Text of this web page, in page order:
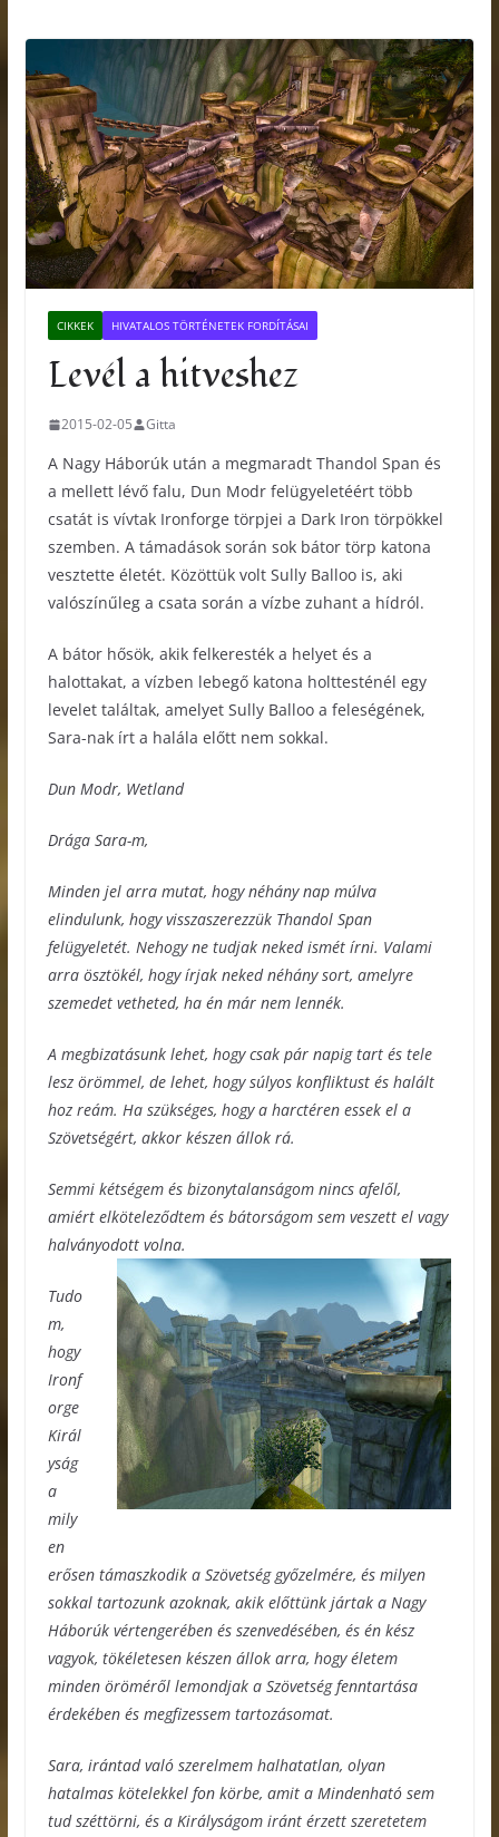
CIKKEK HIVATALOS TÖRTÉNETEK FORDÍTÁSAI
Levél a hitveshez
2015-02-05 Gitta
A Nagy Háborúk után a megmaradt Thandol Span és
a mellett lévő falu, Dun Modr felügyeletéért több
csatát is vívtak Ironforge törpjei a Dark Iron törpökkel
szemben. A támadások során sok bátor törp katona
vesztette életét. Közöttük volt Sully Balloo is, aki
valószínűleg a csata során a vízbe zuhant a hídról.
A bátor hősök, akik felkeresték a helyet és a
halottakat, a vízben lebegő katona holttesténél egy
levelet találtak, amelyet Sully Balloo a feleségének,
Sara-nak írt a halála előtt nem sokkal.
Dun Modr, Wetland
Drága Sara-m,
Minden jel arra mutat, hogy néhány nap múlva
elindulunk, hogy visszaszerezzük Thandol Span
felügyeletét. Nehogy ne tudjak neked ismét írni. Valami
arra ösztökél, hogy írjak neked néhány sort, amelyre
szemedet vetheted, ha én már nem lennék.
A megbizatásunk lehet, hogy csak pár napig tart és tele
lesz örömmel, de lehet, hogy súlyos konfliktust és halált
hoz reám. Ha szükséges, hogy a harctéren essek el a
Szövetségért, akkor készen állok rá.
Semmi kétségem és bizonytalanságom nincs afelől,
amiért elköteleződtem és bátorságom sem veszett el vagy
halványodott volna.
Tudo
m,
hogy
Ironf
orge
Királ
yság
a
mily
en
erősen támaszkodik a Szövetség győzelmére, és milyen
sokkal tartozunk azoknak, akik előttünk jártak a Nagy
Háborúk vértengerében és szenvedésében, és én kész
vagyok, tökéletesen készen állok arra, hogy életem
minden öröméről lemondjak a Szövetség fenntartása
érdekében és megfizessem tartozásomat.
Sara, irántad való szerelmem halhatatlan, olyan
hatalmas kötelekkel fon körbe, amit a Mindenható sem
tud széttörni, és a Királyságom iránt érzett szeretetem